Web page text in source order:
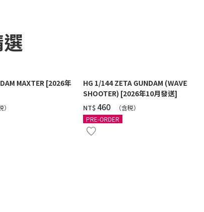
MAXTER [2026年
）
HG 1/144 ZETA GUNDAM (WAVE
SHOOTER) [2026年10月發送]
NT$ ‌460
（含税）
PRE-ORDER